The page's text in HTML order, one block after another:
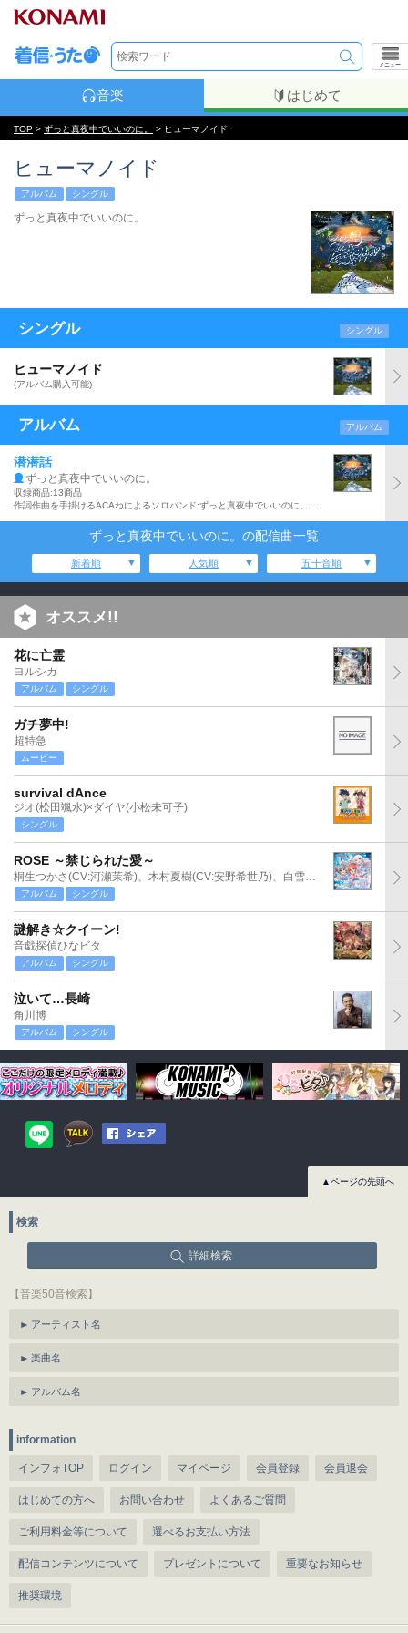
メニュー
音楽 はじめて
TOP > ずっと真夜中でいいのに。 > ヒューマノイド
ヒューマノイド
アルバム シングル
ずっと真夜中でいいのに。
シングル シングル
ヒューマノイド
(アルバム購入可能)
アルバム アルバム
潜潜話
ずっと真夜中でいいのに。
収録商品:13商品
ずっと真夜中でいいのに。の配信曲一覧
新着順 人気順 五十音順
オススメ!!
花に亡霊
ヨルシカ
アルバム シングル
ガチ夢中!
超特急
ムービー
survival dAnce
ジオ(松田颯水)×ダイヤ(小松未可子)
シングル
ROSE ～禁じられた愛～
桐生つかさ(CV:河瀬茉希)、木村夏樹(CV:安野希世乃)、白雪千夜(CV:関口理咲)
アルバム シングル
謎解き☆クイーン!
音戯探偵ひなビタ
アルバム シングル
泣いて…長崎
角川博
アルバム シングル
▲ページの先頭へ
検索
詳細検索
【音楽50音検索】
アーティスト名
楽曲名
アルバム名
information
インフォTOP ログイン マイページ 会員登録 会員退会
はじめての方へ お問い合わせ よくあるご質問
ご利用料金等について 選べるお支払い方法
配信コンテンツについて プレゼントについて 重要なお知らせ
推奨環境